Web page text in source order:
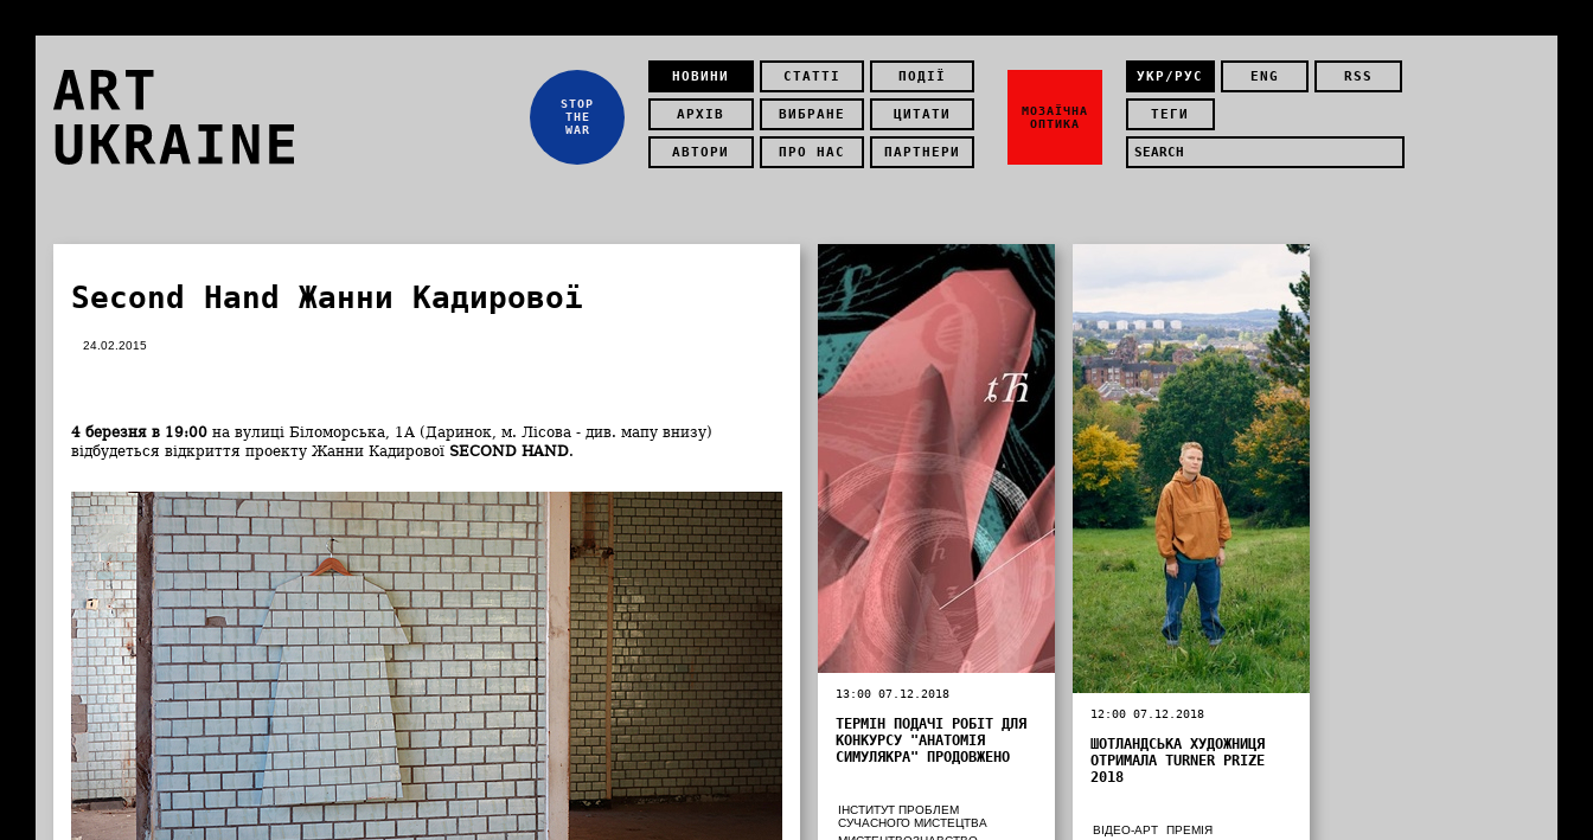
ART
UKRAINE
НОВИНИ СТАТТІ ПОДІЇ
АРХІВ ВИБРАНЕ ЦИТАТИ
АВТОРИ ПРО НАС ПАРТНЕРИ
STOP
THE
WAR
УКР/РУС ENG RSS
ТЕГИ
МОЗАЇЧНА
ОПТИКА
Second Hand Жанни Кадирової
24.02.2015
4 березня в 19:00 на вулиці Біломорська, 1А (Даринок, м. Лісова - див. мапу внизу)
відбудеться відкриття проекту Жанни Кадирової SECOND HAND.
13:00 07.12.2018
ТЕРМІН ПОДАЧІ РОБІТ ДЛЯ
КОНКУРСУ "АНАТОМІЯ
СИМУЛЯКРА" ПРОДОВЖЕНО
ІНСТИТУТ ПРОБЛЕМ
СУЧАСНОГО МИСТЕЦТВА
12:00 07.12.2018
ШОТЛАНДСЬКА ХУДОЖНИЦЯ
ОТРИМАЛА TURNER PRIZE
2018
ВІДЕО-АРТ ПРЕМІЯ